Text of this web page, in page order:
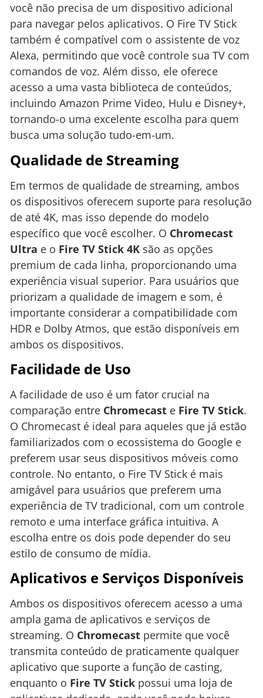
você não precisa de um dispositivo adicional
para navegar pelos aplicativos. O Fire TV Stick
também é compatível com o assistente de voz
Alexa, permitindo que você controle sua TV com
comandos de voz. Além disso, ele oferece
acesso a uma vasta biblioteca de conteúdos,
incluindo Amazon Prime Video, Hulu e Disney+,
tornando-o uma excelente escolha para quem
busca uma solução tudo-em-um.
Qualidade de Streaming
Em termos de qualidade de streaming, ambos
os dispositivos oferecem suporte para resolução
de até 4K, mas isso depende do modelo
específico que você escolher. O Chromecast
Ultra e o Fire TV Stick 4K são as opções
premium de cada linha, proporcionando uma
experiência visual superior. Para usuários que
priorizam a qualidade de imagem e som, é
importante considerar a compatibilidade com
HDR e Dolby Atmos, que estão disponíveis em
ambos os dispositivos.
Facilidade de Uso
A facilidade de uso é um fator crucial na
comparação entre Chromecast e Fire TV Stick.
O Chromecast é ideal para aqueles que já estão
familiarizados com o ecossistema do Google e
preferem usar seus dispositivos móveis como
controle. No entanto, o Fire TV Stick é mais
amigável para usuários que preferem uma
experiência de TV tradicional, com um controle
remoto e uma interface gráfica intuitiva. A
escolha entre os dois pode depender do seu
estilo de consumo de mídia.
Aplicativos e Serviços Disponíveis
Ambos os dispositivos oferecem acesso a uma
ampla gama de aplicativos e serviços de
streaming. O Chromecast permite que você
transmita conteúdo de praticamente qualquer
aplicativo que suporte a função de casting,
enquanto o Fire TV Stick possui uma loja de